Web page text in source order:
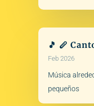
🎵 🪈
Feb 2026
Música
pequeños